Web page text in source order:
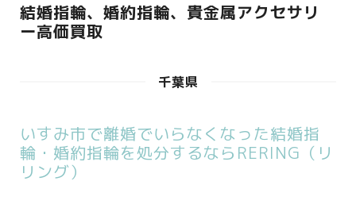
結婚指輪、婚約指輪、貴金属アクセサリ
ー高価買取
千葉県
いすみ市で離婚でいらなくなった結婚指
輪・婚約指輪を処分するならRERING（リ
リング）